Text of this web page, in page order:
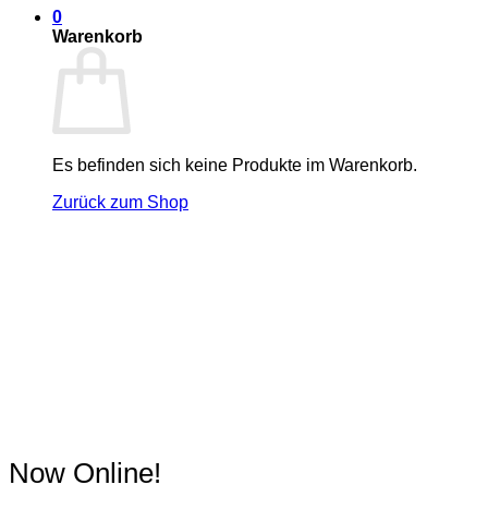
0
Warenkorb
Es befinden sich keine Produkte im Warenkorb.
Zurück zum Shop
Now Online!